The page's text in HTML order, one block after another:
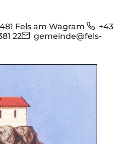
Fels am Wagram
+43
22
gemeinde@fels-